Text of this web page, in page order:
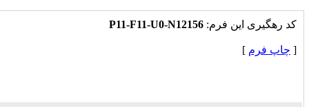
کد رهگیرى این فرم:P11-F11-U0-N12156
چاپ فرم ]